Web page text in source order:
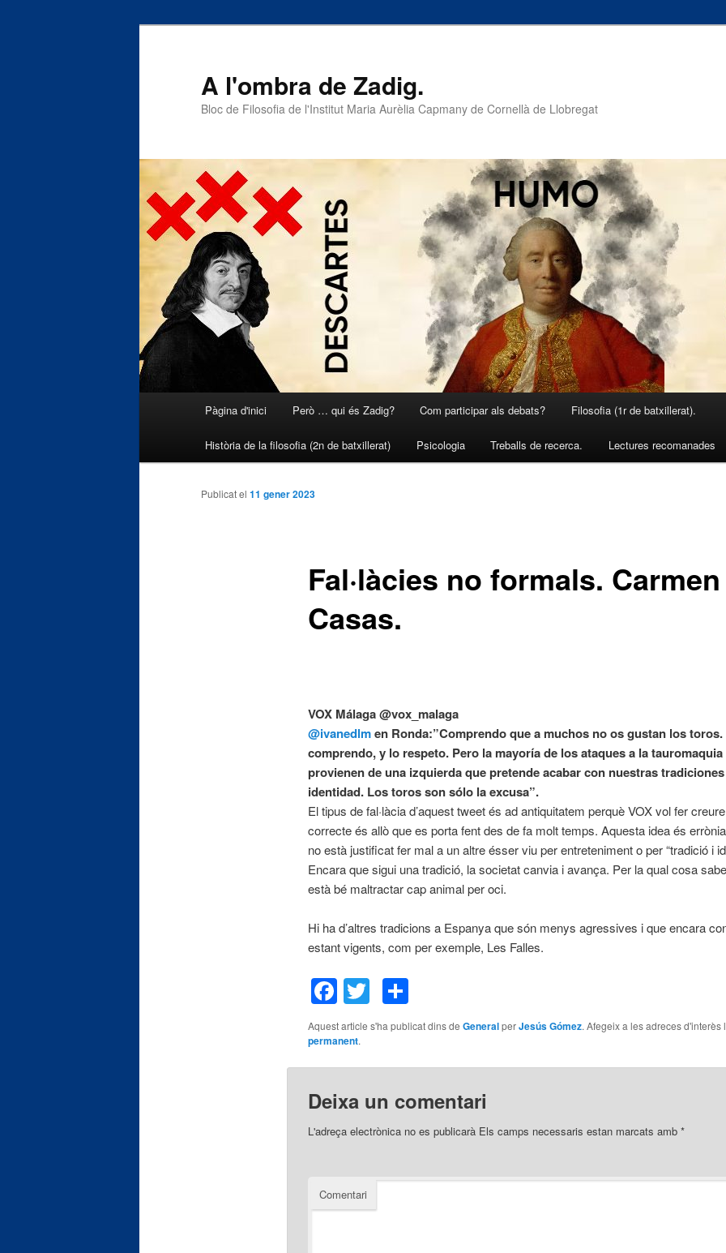
A l'ombra de Zadig.
Bloc de Filosofia de l'Institut Maria Aurèlia Capmany de Cornellà de Llobregat
Aneu
al
contingut
Pàgina d'inici Però … qui és Zadig? Com participar als debats? Filosofia (1r de batxillerat).
Història de la filosofia (2n de batxillerat) Psicologia Treballs de recerca. Lectures recomanades
Fal·làcies no formals. Carmen
Casas.
Publicat el 11 gener 2023
VOX Málaga@vox_malaga
@ivanedlmen Ronda:”Comprendo que a muchos no os gustan los toros.
comprendo, y lo respeto. Pero la mayoría de los ataques a la tauromaquia
provienen de una izquierda que pretende acabar con nuestras
identidad. Los toros son sólo la excusa”.
El tipus de fal·làcia d’aquest tweet és ad antiquitatem perquè VOX vol fer
correcte és allò que es porta fent des de fa molt temps. Aquesta idea és
no està justificat fer mal a un altre ésser viu per entreteniment o per “tradició i
Encara que sigui una tradició, la societat canvia i avança. Per la qual cosa
està bé maltractar cap animal per oci.
Hi ha d’altres tradicions a Espanya que són menys agressives i que encara
estant vigents, com per exemple, Les Falles.
Facebook
TwitterComparteix
Aquest article s'ha publicat dins de GeneralperJesús Gómez. Afegeix a les adreces d'interès
permanent.
Deixa un comentari
L'adreça electrònica no es publicaràEls camps necessaris estan marcats amb *
Comentari